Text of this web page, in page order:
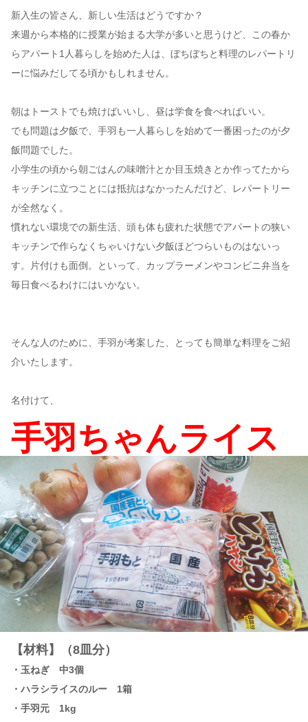
新入生の皆さん、新しい生活はどうですか？
来週から本格的に授業が始まる大学が多いと思うけど、この春か
らアパート1人暮らしを始めた人は、ぼちぼちと料理のレパートリ
ーに悩みだしてる頃かもしれません。
朝はトーストでも焼けばいいし、昼は学食を食べればいい。
でも問題は夕飯で、手羽も一人暮らしを始めて一番困ったのが夕
飯問題でした。
小学生の頃から朝ごはんの味噌汁とか目玉焼きとか作ってたから
キッチンに立つことには抵抗はなかったんだけど、レパートリー
が全然なく。
慣れない環境での新生活、頭も体も疲れた状態でアパートの狭い
キッチンで作らなくちゃいけない夕飯ほどつらいものはないっ
す。片付けも面倒。といって、カップラーメンやコンビニ弁当を
毎日食べるわけにはいかない。
そんな人のために、手羽が考案した、とっても簡単な料理をご紹
介いたします。
名付けて、
手羽ちゃんライス
【材料】（8皿分）
・玉ねぎ 中3個
・ハラシライスのルー 1箱
・手羽元 1kg